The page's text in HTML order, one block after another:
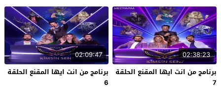
02:38:23
برنامج من انت ايها المقنع الحلقة
7
02:09:47
برنامج من انت ايها المقنع الحلقة
6